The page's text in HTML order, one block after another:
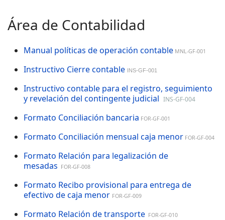
Área de Contabilidad
Manual políticas de operación contable MNL-GF-001
Instructivo Cierre contable INS-GF-001
Instructivo contable para el registro, seguimiento
y revelación del contingente judicial INS-GF-004
Formato Conciliación bancaria FOR-GF-001
Formato Conciliación mensual caja menor FOR-GF-004
Formato Relación para legalización de
mesadas FOR-GF-008
Formato Recibo provisional para entrega de
efectivo de caja menor FOR-GF-009
Formato Relación de transporte FOR-GF-010